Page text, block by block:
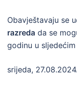
Obavještavaju se
razreda da se
godinu u
srijeda,